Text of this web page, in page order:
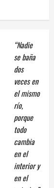
“Nadie
se baña
dos
veces en
el mismo
río,
porque
todo
cambia
en el
interior y
en el